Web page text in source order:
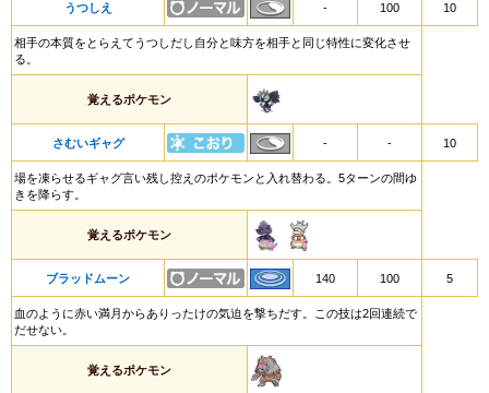
うつしえ - 100 10
相手の本質をとらえてうつしだし自分と味方を相手と同じ特性に変化させ
る。
覚えるポケモン
さむいギャグ - - 10
場を凍らせるギャグ言い残し控えのポケモンと入れ替わる。5ターンの間ゆ
きを降らす。
覚えるポケモン
ブラッドムーン 140 100 5
血のように赤い満月からありったけの気迫を撃ちだす。この技は2回連続で
だせない。
覚えるポケモン